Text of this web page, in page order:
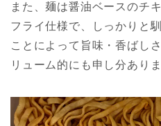
また、麺は醤油ベースのチ
フライ仕様で、しっかりと
ことによって旨味・香ばし
リューム的にも申し分ありま